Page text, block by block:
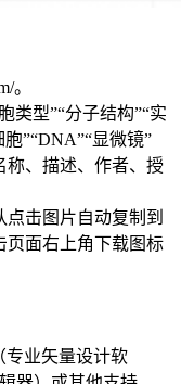
。
类型”“分子结构”“实
”“DNA”“显微镜”
称、描述、作者、授
击图片自动复制到
页面右上角下载图标
专业矢量设计软